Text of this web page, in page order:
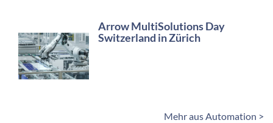
Arrow MultiSolutions Day
Switzerland in Zürich
Mehr aus Automation >